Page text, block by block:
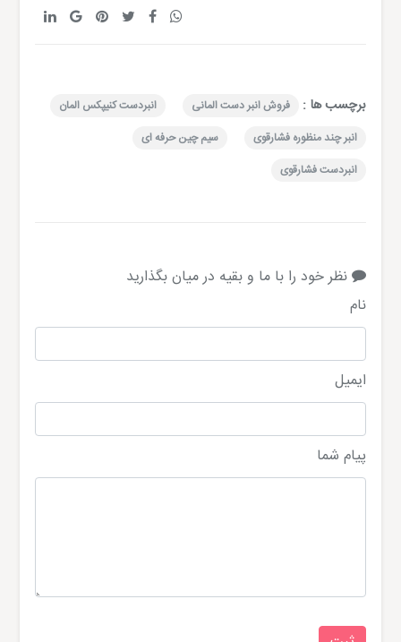
برچسب ها : فروش انبر دست المانی
انبردست کنیپکس المان
انبر چند منظوره فشارقوی
سیم چین حرفه ای
انبردست فشارقوی
نظر خود را با ما و بقیه در میان بگذارید
نام
ایمیل
پیام شما